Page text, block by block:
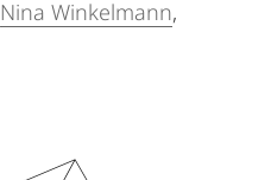
Nina Winkelmann,